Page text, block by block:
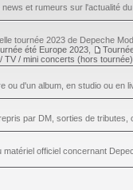
news et rumeurs sur l'actualité du
tournée 2023 de Depeche
été Europe 2023
TV / mini concerts (hors tournée)
ou d'un album, en studio ou en
par DM, sorties de tributes,
officiel concernant